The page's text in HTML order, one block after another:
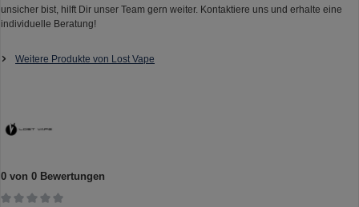
unsicher bist, hilft Dir unser Team gern weiter. Kontaktiere uns und erhalte eine
individuelle Beratung!
Weitere Produkte von Lost Vape
0 von 0 Bewertungen